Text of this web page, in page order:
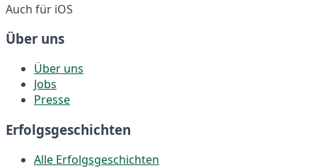
Auch für iOS
Über uns
Über uns
Jobs
Presse
Erfolgsgeschichten
Alle Erfolgsgeschichten